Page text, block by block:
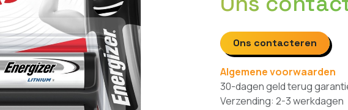
Ons contacteren
Algemene voorwaarden
30-dagen geld terug
Verzending: 2-3 werkdagen